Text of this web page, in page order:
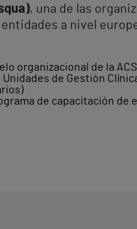
, una de las
a nivel
organizacional de la
de Gestión
de capacitación de